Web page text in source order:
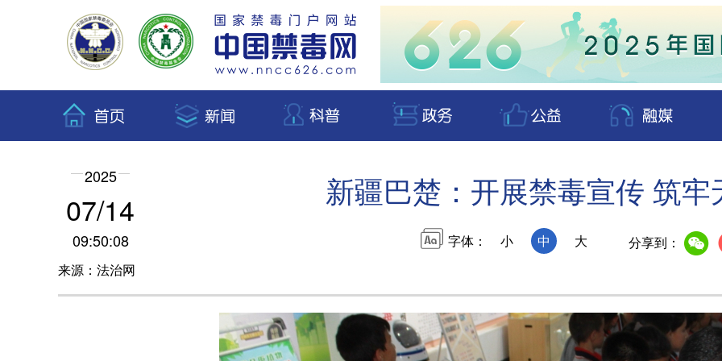
2025
07/14
09:50:08
来源：法治网
新疆巴楚：开展禁毒宣传 筑牢
字体： 小 中 大 分享到：